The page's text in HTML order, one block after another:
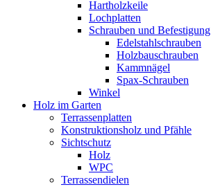
Hartholzkeile
Lochplatten
Schrauben und Befestigung
Edelstahlschrauben
Holzbauschrauben
Kammnägel
Spax-Schrauben
Winkel
Holz im Garten
Terrassenplatten
Konstruktionsholz und Pfähle
Sichtschutz
Holz
WPC
Terrassendielen